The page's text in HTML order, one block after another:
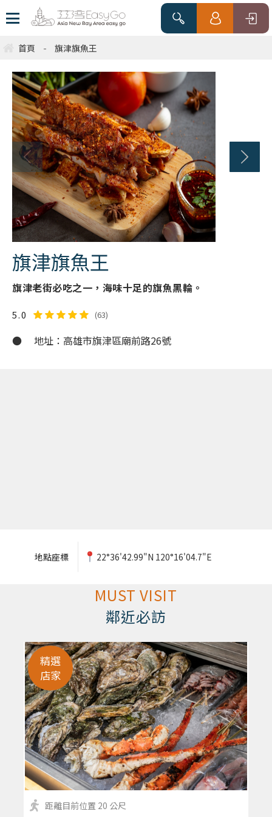
首頁 - 旗津旗魚王
旗津旗魚王
旗津老街必吃之一，海味十足的旗魚黑輪。
5.0 (63)
● 地址：高雄市旗津區廟前路26號
地點座標 22°36'42.99"N 120°16'04.7"E
MUST VISIT
鄰近必訪
精選
店家
距離目前位置 20 公尺